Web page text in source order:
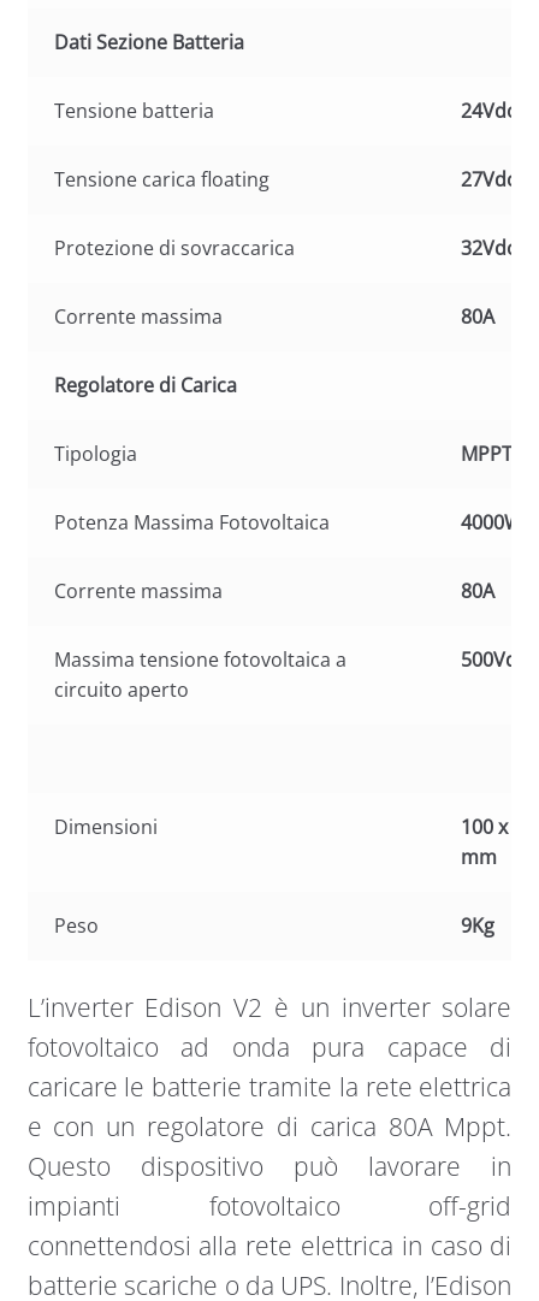
Dati Sezione Batteria
Tensione batteria 24Vdc
Tensione carica floating 27Vdc
Protezione di sovraccarica 32Vdc
Corrente massima 80A
Regolatore di Carica
Tipologia MPPT
Potenza Massima Fotovoltaica 4000W
Corrente massima 80A
Massima tensione fotovoltaica a
circuito aperto
500Vdc
Dimensioni
100 x
mm
Peso 9Kg
L’inverter Edison V2 è un inverter solare
fotovoltaico ad onda pura capace di
caricare le batterie tramite la rete elettrica
e con un regolatore di carica 80A Mppt.
Questo dispositivo può lavorare in
impianti fotovoltaico off-grid
connettendosi alla rete elettrica in caso di
batterie scariche o da UPS. Inoltre, l’Edison